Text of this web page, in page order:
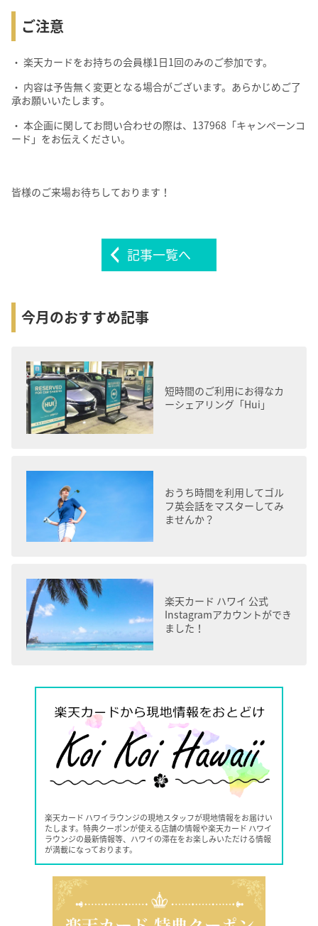
ご注意
・ 楽天カードをお持ちの会員様1日1回のみのご参加です。
・ 内容は予告無く変更となる場合がございます。あらかじめご了
承お願いいたします。
・ 本企画に関してお問い合わせの際は、137968「キャンペーンコ
ード」をお伝えください。
皆様のご来場お待ちしております！
記事一覧へ
今月のおすすめ記事
短時間のご利用にお得なカ
ーシェアリング「Hui」
おうち時間を利用してゴル
フ英会話をマスターしてみ
ませんか？
楽天カード ハワイ 公式
Instagramアカウントができ
ました！
楽天カード ハワイラウンジの現地スタッフが現地情報をお届けい
たします。特典クーポンが使える店舗の情報や楽天カード ハワイ
ラウンジの最新情報等、ハワイの滞在をお楽しみいただける情報
が満載になっております。